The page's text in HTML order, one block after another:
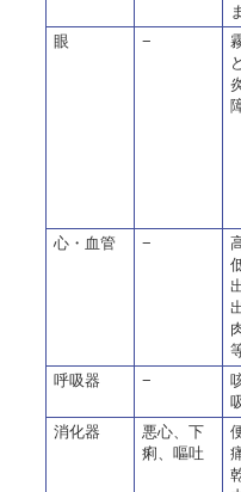
眼 −
心・血管 −
呼吸器 −
消化器
悪心、下
痢、嘔吐